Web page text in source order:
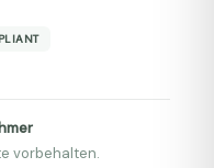
vorbehalten.